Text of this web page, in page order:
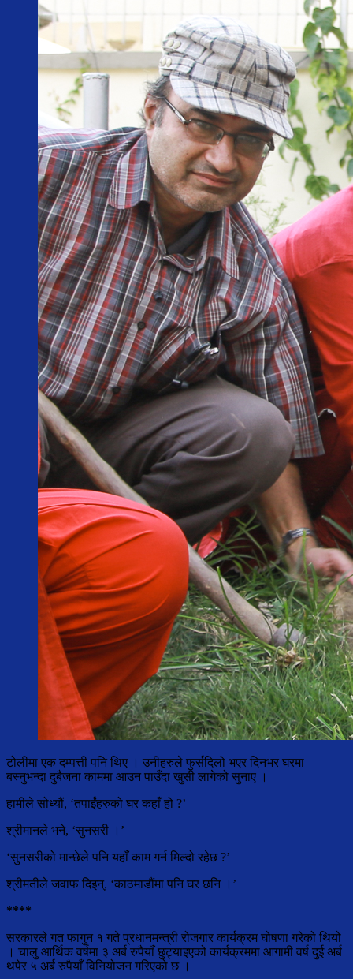
टोलीमा एक दम्पत्ती पनि थिए । उनीहरुले फुर्सदिलो भएर दिनभर घरमा
बस्नुभन्दा दुबैजना काममा आउन पाउँदा खुसी लागेको सुनाए ।
हामीले सोध्यौं, ‘तपाईंहरुको घर कहाँ हो ?’
श्रीमानले भने, ‘सुनसरी ।’
‘सुनसरीको मान्छेले पनि यहाँ काम गर्न मिल्दो रहेछ ?’
श्रीमतीले जवाफ दिइन्, ‘काठमाडौंमा पनि घर छनि ।’
****
सरकारले गत फागुन १ गते प्रधानमन्त्री रोजगार कार्यक्रम घोषणा गरेको थियो
। चालु आर्थिक वर्षमा ३ अर्ब रुपैयाँ छुट्याइएको कार्यक्रममा आगामी वर्ष दुई अर्ब
थपेर ५ अर्ब रुपैयाँ विनियोजन गरिएको छ ।